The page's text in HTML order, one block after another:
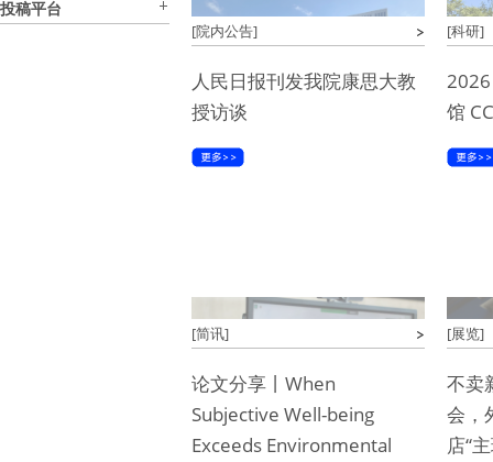
投稿平台
[院内公告] [科研]
人民日报刊发我院康思大教
授访谈
[简讯]
馆
[展览]
论文分享丨When
Subjective Well-being
Exceeds Environmental
不卖
会，
店“